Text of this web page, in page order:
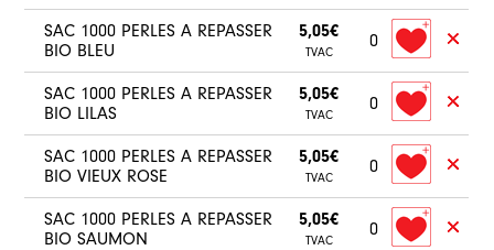
SAC 1000 PERLES A REPASSER
BIO BLEU
5,05€
TVAC
0
SAC 1000 PERLES A REPASSER
BIO LILAS
5,05€
TVAC
0
SAC 1000 PERLES A REPASSER
BIO VIEUX ROSE
5,05€
TVAC
0
SAC 1000 PERLES A REPASSER
BIO SAUMON
5,05€
TVAC
0